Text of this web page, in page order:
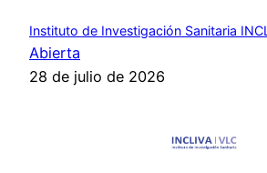
Instituto de Investigación Sanitaria
Abierta
28 de julio de 2026